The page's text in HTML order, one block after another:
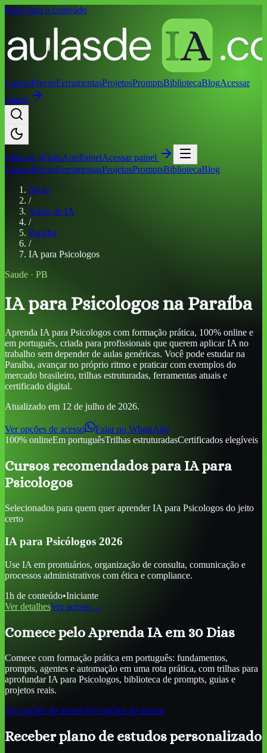
Pular para o conteúdo
CursosPreçosFerramentasProjetosPromptsBibliotecaBlogAcessar
painel
Falar no WhatsAppPainelAcessar painel
CursosPreçosFerramentasProjetosPromptsBibliotecaBlog
Início
/
Aulas de IA
/
Paraíba
/
IA para Psicologos
Saude · PB
IA para Psicologos na Paraíba
Aprenda IA para Psicologos com formação prática, 100% online e
em português, criada para profissionais que querem aplicar IA no
trabalho sem depender de aulas genéricas. Você pode estudarna
Paraíba, avançar no próprio ritmo e praticar com exemplos do
mercado brasileiro, trilhas estruturadas, ferramentas atuais e
certificado digital.
Atualizado em 12 de julho de 2026.
Ver opções de acesso
Falar no WhatsApp
100% onlineEm portuguêsTrilhas estruturadasCertificados elegíveis
Cursos recomendados para IA para
Psicologos
Selecionados para quem quer aprenderIA para Psicologos do jeito
certo
IA para Psicólogos 2026
Use IA em prontuários, organização de consulta, comunicação e
processos administrativos com ética e compliance.
1h de conteúdo•Iniciante
Ver detalhesVer acesso →
Comece pelo Aprenda IA em 30 Dias
Comece com formação prática em português: fundamentos,
prompts, agentes e automação em uma rota prática, com trilhas para
aprofundarIA para Psicologos, biblioteca de prompts, guias e
projetos reais.
Ver opções de acessoVer opções de acesso
Receber plano de estudos personalizado